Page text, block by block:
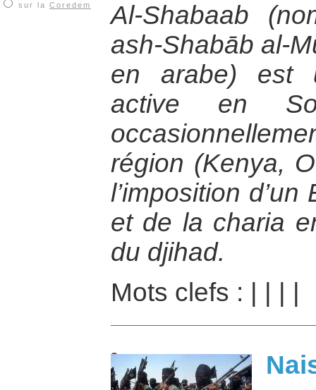
sur la Coredem
Al-Shabaab
ash-Shabāb al-
en arabe) est
active en
région (Kenya,
l’imposition
et de la charia
du djihad.
Mots clefs :